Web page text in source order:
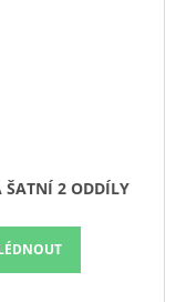
ŠATNÍ 2 ODDÍLY